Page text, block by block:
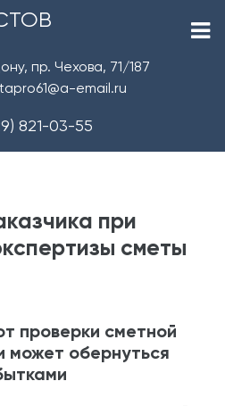
пр. Чехова, 71/187
email.ru
821-03-55
при
сметы
проверки сметной
может обернуться